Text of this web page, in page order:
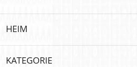
HEIM
HEIM
KATEGORIE